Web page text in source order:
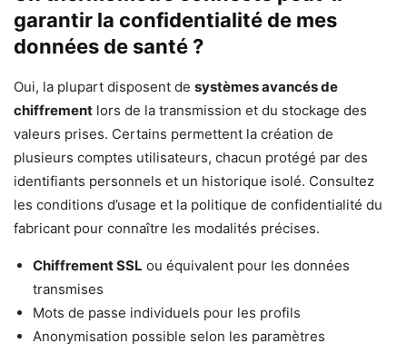
garantir la confidentialité de mes
données de santé ?
Oui, la plupart disposent de systèmes avancés de
chiffrement lors de la transmission et du stockage des
valeurs prises. Certains permettent la création de
plusieurs comptes utilisateurs, chacun protégé par des
identifiants personnels et un historique isolé. Consultez
les conditions d’usage et la politique de confidentialité du
fabricant pour connaître les modalités précises.
Chiffrement SSL ou équivalent pour les données
transmises
Mots de passe individuels pour les profils
Anonymisation possible selon les paramètres